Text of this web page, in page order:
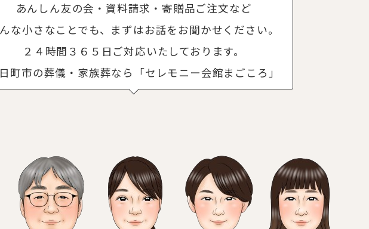
あんしん友の会・資料請求・寄贈品ご注文など
な小さなことでも、まずはお話をお聞かせください。
２４時間３６５日ご対応いたしております。
町市の葬儀・家族葬なら「セレモニー会館まごころ」